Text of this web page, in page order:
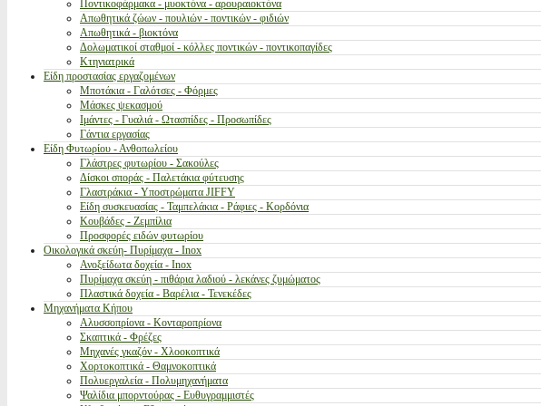
Ποντικοφάρμακα - μυοκτόνα - αρουραιοκτόνα
Απωθητικά ζώων - πουλιών - ποντικών - φιδιών
Απωθητικά - βιοκτόνα
Δολωματικοί σταθμοί - κόλλες ποντικών - ποντικοπαγίδες
Κτηνιατρικά
Είδη προστασίας εργαζομένων
Μποτάκια - Γαλότσες - Φόρμες
Μάσκες ψεκασμού
Ιμάντες - Γυαλιά - Ωτασπίδες - Προσωπίδες
Γάντια εργασίας
Είδη Φυτωρίου - Ανθοπωλείου
Γλάστρες φυτωρίου - Σακούλες
Δίσκοι σποράς - Παλετάκια φύτευσης
Γλαστράκια - Υποστρώματα JIFFY
Είδη συσκευασίας - Ταμπελάκια - Ράφιες - Κορδόνια
Κουβάδες - Ζεμπίλια
Προσφορές ειδών φυτωρίου
Οικολογικά σκεύη- Πυρίμαχα - Inox
Ανοξείδωτα δοχεία - Inox
Πυρίμαχα σκεύη - πιθάρια λαδιού - λεκάνες ζυμώματος
Πλαστικά δοχεία - Βαρέλια - Τενεκέδες
Μηχανήματα Κήπου
Αλυσσοπρίονα - Κονταροπρίονα
Σκαπτικά - Φρέζες
Μηχανές γκαζόν - Χλοοκοπτικά
Χορτοκοπτικά - Θαμνοκοπτικά
Πολυεργαλεία - Πολυμηχανήματα
Ψαλίδια μπορντούρας - Ευθυγραμμιστές